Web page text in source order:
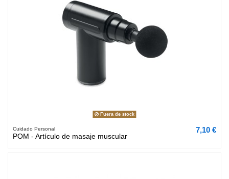
Fuera de stock
Cuidado Personal
POM - Artículo de masaje muscular
7,10 €